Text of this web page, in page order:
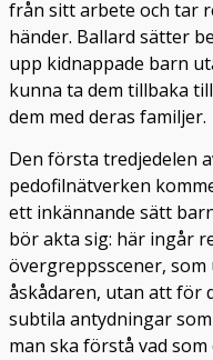
från sitt arbete och tar
händer. Ballard sätter
upp kidnappade barn
kunna ta dem tillbaka
dem med deras familjer.
Den första tredjedelen
pedofilnätverken
ett inkännande sätt
bör akta sig: här ingår
övergreppsscener,
åskådaren, utan att för
subtila antydningar
man ska förstå vad